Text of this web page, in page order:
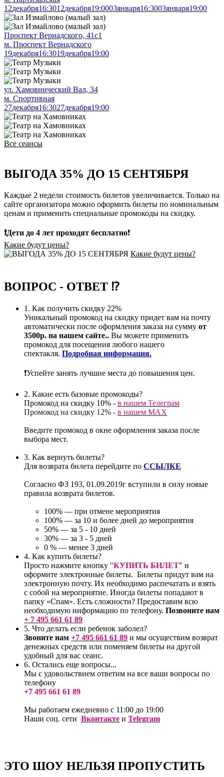
12декабря16:3012декабря19:0003января16:3003января19:00
Проспект Вернадского, 41с1
м. Проспект Вернадского
19декабря16:3019декабря19:00
ул. Хамовнический Вал, 34
м. Спортивная
27декабря16:3027декабря19:00
Все сеансы
ВЫГОДА 35% ДО 15 СЕНТЯБРЯ
Каждые 2 недели стоимость билетов увеличивается. Только на
сайте организатора можно оформить билеты по номинальным
ценам и применить специальные промокоды на скидку.
❗Дети до 4 лет проходят бесплатно❗
Какие будут цены?
Какие будут цены?
ВОПРОС - ОТВЕТ ⁉️
1. Как получить скидку 22%
Уникальный промокод на скидку придет вам на почту
автоматически после оформления заказа на сумму от
3500р. на нашем сайте.. Вы можете применить
промокод для посещения любого нашего
спектакля. Подробная информация.
❗️Успейте занять лучшие места до повышения цен.
2. Какие есть базовые промокоды?
Промокод на скидку 10% - в нашем Телеграм
Промокод на скидку 12% - в нашем МАХ
Введите промокод в окне оформления заказа после
выбора мест.
3. Как вернуть билеты?
Для возврата билета перейдите по ССЫЛКЕ
Согласно ФЗ 193, 01.09.2019г вступили в силу новые
правила возврата билетов.
100% — при отмене мероприятия
100% — за 10 и более дней до мероприятия
50% — за 5 - 10 дней
30% — за 3 - 5 дней
0 % — менее 3 дней
4. Как купить билеты?
Просто нажмите кнопку "КУПИТЬ БИЛЕТ" и
оформите электронные билеты. Билеты придут вам на
электронную почту. Их необходимо распечатать и взять
с собой на мероприятие. Иногда билеты попадают в
папку «Спам». Есть сложности? Предоставим всю
необходимую информацию по телефону. Позвоните нам
+ 7 495 661 61 89
5. Что делать если ребенок заболел?
Звоните нам +7 495 661 61 89 и мы осуществим возврат
денежных средств или поменяем билеты на другой
удобный для вас сеанс.
6. Остались еще вопросы...
Мы с удовольствием ответим на все ваши вопросы по
телефону
+7 495 661 61 89
Мы работаем ежедневно с 11:00 до 19:00
Наши соц. сети Вконтакте и Telegram
ЭТО ШОУ НЕЛЬЗЯ ПРОПУСТИТЬ